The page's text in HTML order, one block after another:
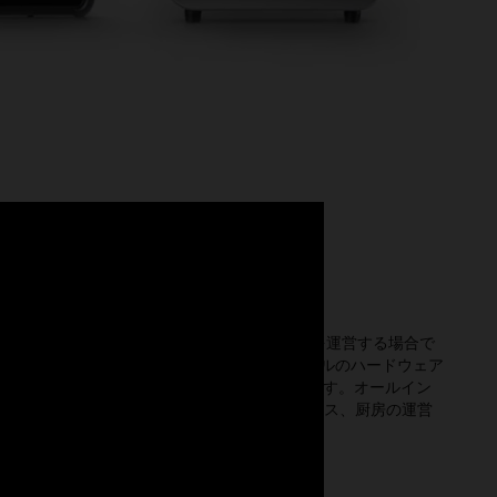
ファスト・カジュアル・チェーンのいずれを運営する場合で
したレストラン・テクノロジーです。オラクルのハードウェア
は、ITではなくゲストに注力するのに役立ちます。オールイン
、フロント・オブ・ハウス、バック・オフィス、厨房の運営